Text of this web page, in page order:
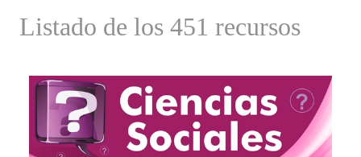
Listado de los 451 recursos